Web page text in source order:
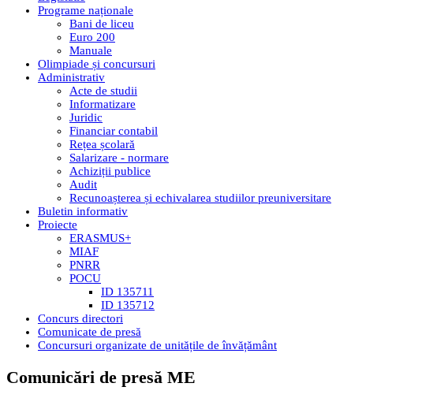
Programe naționale
Bani de liceu
Euro 200
Manuale
Olimpiade și concursuri
Administrativ
Acte de studii
Informatizare
Juridic
Financiar contabil
Rețea școlară
Salarizare - normare
Achiziții publice
Audit
Recunoașterea și echivalarea studiilor preuniversitare
Buletin informativ
Proiecte
ERASMUS+
MIAF
PNRR
POCU
ID 135711
ID 135712
Concurs directori
Comunicate de presă
Concursuri organizate de unitățile de învățământ
Comunicări de presă ME